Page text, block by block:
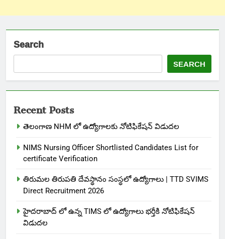
Search
SEARCH
Recent Posts
తెలంగాణ NHM లో ఉద్యోగాలకు నోటిఫికేషన్ విడుదల
NIMS Nursing Officer Shortlisted Candidates List for
certificate Verification
తిరుమల తిరుపతి దేవస్థానం సంస్థలో ఉద్యోగాలు | TTD SVIMS
Direct Recruitment 2026
హైదరాబాద్ లో ఉన్న TIMS లో ఉద్యోగాలు భర్తీకి నోటిఫికేషన్
విడుదల